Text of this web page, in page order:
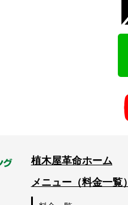
植木屋革命ホーム
メニュー（料金一覧）